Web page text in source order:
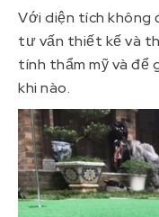
Với diện tích không
tư vấn thiết kế và
tính thẩm mỹ và để
khi nào.